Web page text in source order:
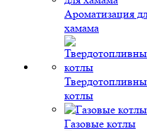
Ароматизация
хамама
котлы
Газовые котлы